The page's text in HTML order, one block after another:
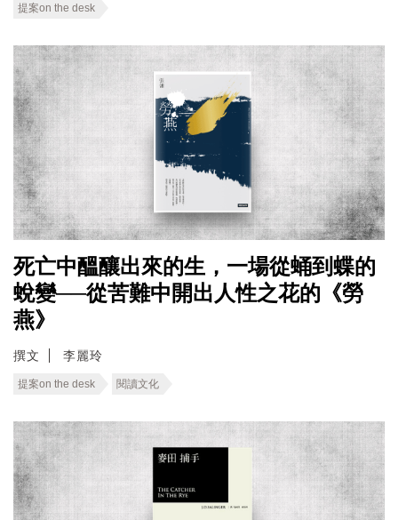
提案on the desk
死亡中醞釀出來的生，一場從蛹到蝶的
蛻變──從苦難中開出人性之花的《勞
燕》
撰文 李麗玲
提案on the desk 閱讀文化